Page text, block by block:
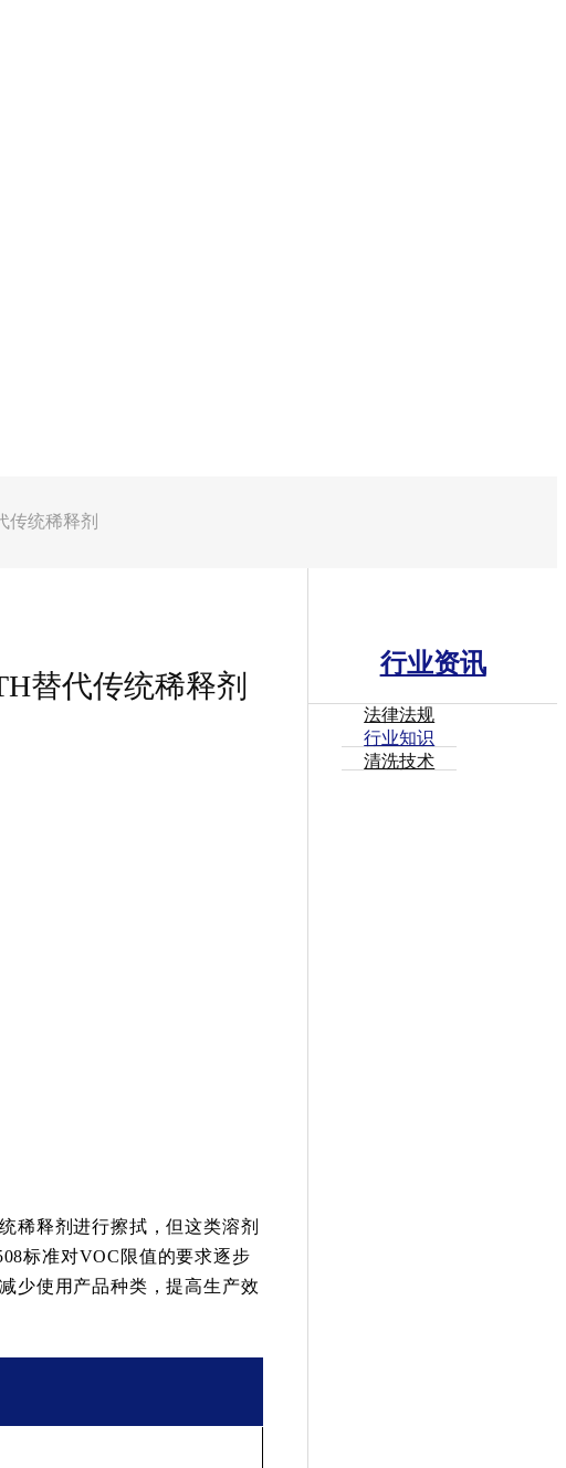
传统稀释剂
替代传统稀释剂
稀释剂进行擦拭，但这类溶剂
标准对VOC限值的要求逐步
少使用产品种类，提高生产效
行业资讯
法律法规
行业知识
清洗技术